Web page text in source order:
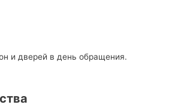
и дверей в день обращения.